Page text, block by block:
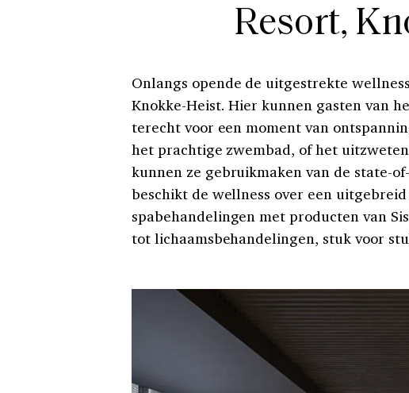
Resort,
Onlangs opende de uitgestrekte
Knokke-Heist. Hier kunnen gasten van
terecht voor een moment van
het prachtige zwembad, of het
kunnen ze gebruikmaken van de state-
beschikt de wellness over een
spabehandelingen met producten van
tot lichaamsbehandelingen, stuk voor